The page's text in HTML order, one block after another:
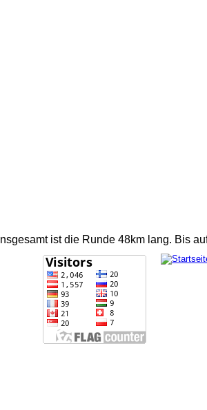
Insgesamt ist die Runde 48km lang. Bis